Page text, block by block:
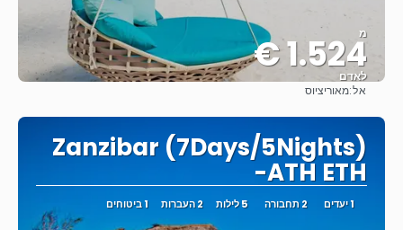
מ
1.524 €
לאדם
אל:מאוריציוס
Zanzibar (7Days/5Nights)
-ATH ETH
1 יעדים 2 תחבורה 5 לילות 2 העברות 1 ביטוחים